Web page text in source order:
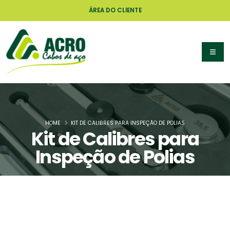
ÁREA DO CLIENTE
Kit de Calibres para
Inspeção de Polias
HOME KIT DE CALIBRES PARA INSPEÇÃO DE POLIAS